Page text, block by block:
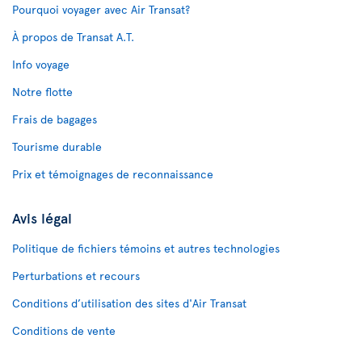
Pourquoi voyager avec Air Transat?
À propos de Transat A.T.
Info voyage
Notre flotte
Frais de bagages
Tourisme durable
Prix et témoignages de reconnaissance
Avis légal
Politique de fichiers témoins et autres technologies
Perturbations et recours
Conditions d’utilisation des sites d'Air Transat
Conditions de vente